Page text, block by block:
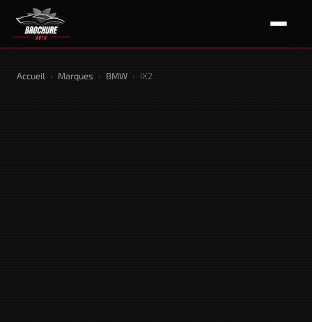
Accueil › Marques › BMW › iX2